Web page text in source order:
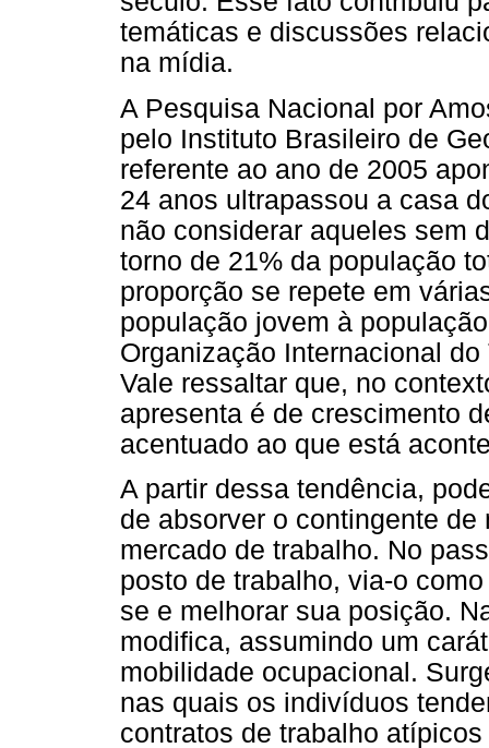
temáticas e discussões
na mídia.
A Pesquisa Nacional por
pelo Instituto Brasileiro de
referente ao ano de 2005
24 anos ultrapassou a casa
não considerar aqueles sem
torno de 21% da população
proporção se repete em
população jovem à
Organização Internacional
Vale ressaltar que, no
apresenta é de crescimento
acentuado ao que está
A partir dessa tendência,
de absorver o contingente
mercado de trabalho. No
posto de trabalho, via-o
se e melhorar sua posição.
modifica, assumindo um
mobilidade ocupacional.
nas quais os indivíduos
contratos de trabalho